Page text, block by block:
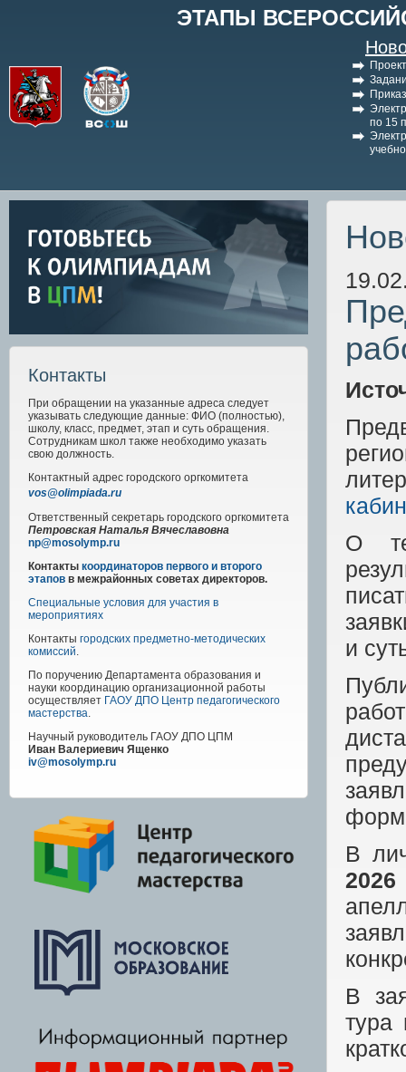
ЭТАПЫ
по 15
Контакты
При обращении на указанные адреса следует
указывать следующие данные: ФИО (полностью),
школу, класс, предмет, этап и суть обращения.
Сотрудникам школ также необходимо указать
свою должность.
Контактный адрес городского оргкомитета
vos@olimpiada.ru
Ответственный секретарь городского оргкомитета
Петровская Наталья Вячеславовна
np@mosolymp.ru
Контакты координаторов первого и второго
этапов в межрайонных советах директоров.
Специальные условия для участия в
мероприятиях
Контакты городских предметно-методических
комиссий.
По поручению Департамента образования и
науки координацию организационной работы
осуществляет ГАОУ ДПО Центр педагогического
мастерства.
Научный руководитель ГАОУ ДПО ЦПМ
Иван Валериевич Ященко
iv@mosolymp.ru
О
и
В
В
тура